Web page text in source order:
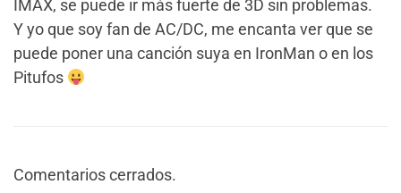
IMAX, se puede ir más fuerte de 3D sin problemas.
Y yo que soy fan de AC/DC, me encanta ver que se
puede poner una canción suya en IronMan o en los
Pitufos
Comentarios cerrados.